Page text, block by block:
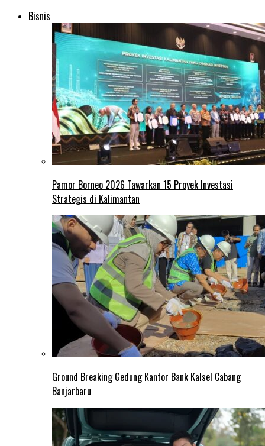
Bisnis
Pamor Borneo 2026 Tawarkan 15 Proyek Investasi
Strategis di Kalimantan
Ground Breaking Gedung Kantor Bank Kalsel Cabang
Banjarbaru